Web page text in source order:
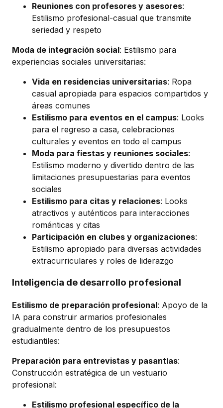
Reuniones con profesores y asesores:
Estilismo profesional-casual que transmite
seriedad y respeto
Moda de integración social: Estilismo para
experiencias sociales universitarias:
Vida en residencias universitarias: Ropa
casual apropiada para espacios compartidos y
áreas comunes
Estilismo para eventos en el campus: Looks
para el regreso a casa, celebraciones
culturales y eventos en todo el campus
Moda para fiestas y reuniones sociales:
Estilismo moderno y divertido dentro de las
limitaciones presupuestarias para eventos
sociales
Estilismo para citas y relaciones: Looks
atractivos y auténticos para interacciones
románticas y citas
Participación en clubes y organizaciones:
Estilismo apropiado para diversas actividades
extracurriculares y roles de liderazgo
Inteligencia de desarrollo profesional
Estilismo de preparación profesional: Apoyo de la
IA para construir armarios profesionales
gradualmente dentro de los presupuestos
estudiantiles:
Preparación para entrevistas y pasantías:
Construcción estratégica de un vestuario
profesional:
Estilismo profesional específico de la